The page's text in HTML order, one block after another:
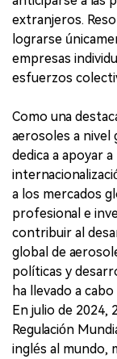
extranjeros.
lograrse
empresas
esfuerzos
Como una
aerosoles a nivel
dedica a apoyar
a los mercados
profesional e
contribuir al
global de
políticas y
ha llevado a
En julio de 2024,
Regulación
inglés al mundo,